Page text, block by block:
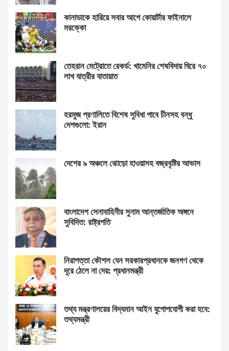
কানাডাকে হারিয়ে সবার আগে কোয়ার্টার ফাইনালে
মরক্কো
তেহরান মেট্রোতে রেকর্ড: খামেনির শেষবিদায় ঘিরে ৭০
লাখ যাত্রীর যাতায়াত
হরমুজ প্রণালিতে বিশেষ সুবিধা পাবে চীনসহ বন্ধু
দেশগুলো: ইরান
দেশের ৯ অঞ্চলে ঝোড়ো হাওয়াসহ বজ্রবৃষ্টির আভাস
বাংলাদেশ সেনাবাহিনীর সুনাম আন্তর্জাতিক অঙ্গনে
সুবিদিত: রাষ্ট্রপতি
নিরাপত্তা কৌশল যেন সরকারপ্রধানকে জনগণ থেকে
দূরে ঠেলে না দেয়: প্রধানমন্ত্রী
তথ্য মন্ত্রণালয়ের বিদ্যমান আইন যুগোপযোগী করা হবে:
তথ্যমন্ত্রী